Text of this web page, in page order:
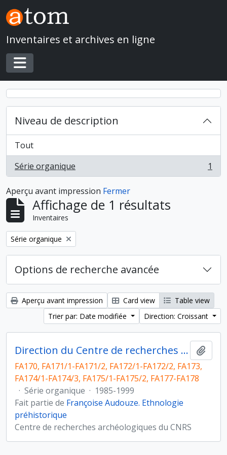
Skip to main content
Inventaires et archives en ligne
Toggle navigation
Niveau de description
Tout
Série organique
, 1 résultats 1
Aperçu avant impression Fermer
Affichage de 1 résultats
Inventaires
Remove filter:
Série organique
Options de recherche avancée
Aperçu avant impression Card view
Table view
Trier par: Date modifiée
Direction: Croissant
Direction du Centre de recherches archéologiques
FA170, FA171/1-FA171/2, FA172/1-FA172/2, FA173,
FA174/1-FA174/3, FA175/1-FA175/2, FA177-FA178
· Série organique · 1985-1999
Fait partie de Françoise Audouze. Ethnologie
préhistorique
Centre de recherches archéologiques du CNRS